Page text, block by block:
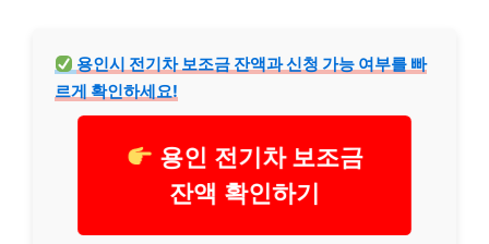
용인시 전기차 보조금 잔액과 신청 가능 여부를 빠
르게 확인하세요!
용인 전기차 보조금
잔액 확인하기